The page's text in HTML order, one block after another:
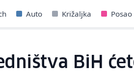
Auto Križaljka Posao
BiH